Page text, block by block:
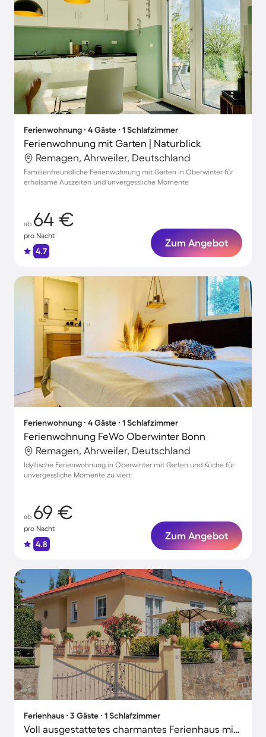
Ferienwohnung ∙ 4 Gäste ∙ 1 Schlafzimmer
Ferienwohnung mit Garten | Naturblick
Remagen, Ahrweiler, Deutschland
Familienfreundliche Ferienwohnung mit Garten in Oberwinter für
erholsame Auszeiten und unvergessliche Momente
ab 64 €
pro Nacht
4.7
Zum Angebot
Ferienwohnung ∙ 4 Gäste ∙ 1 Schlafzimmer
Ferienwohnung FeWo Oberwinter Bonn
Remagen, Ahrweiler, Deutschland
Idyllische Ferienwohnung in Oberwinter mit Garten und Küche für
unvergessliche Momente zu viert
ab 69 €
pro Nacht
4.8
Zum Angebot
Ferienhaus ∙ 3 Gäste ∙ 1 Schlafzimmer
Voll ausgestattetes charmantes Ferienhaus mit Terrasse, Garten und Grill | Haustiere erlaubt